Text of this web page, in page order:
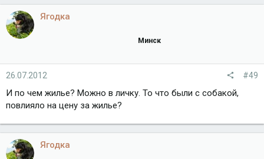
Ягодка
Минск
26.07.2012 #49
И по чем жилье? Можно в личку. То что были с собакой,
повлияло на цену за жилье?
Ягодка